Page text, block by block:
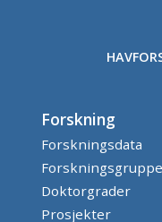
Forskning
Forskningsdata
Doktorgrader
Prosjekter